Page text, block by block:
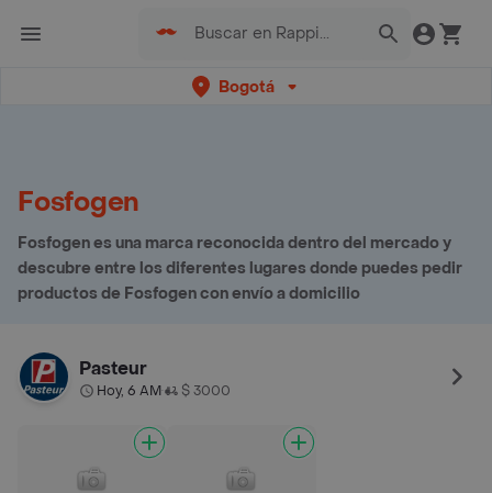
Bogotá
Fosfogen
Fosfogen es una marca reconocida dentro del mercado y
descubre entre los diferentes lugares donde puedes pedir
productos de Fosfogen con envío a domicilio
Pasteur
Hoy, 6 AM• $ 3000